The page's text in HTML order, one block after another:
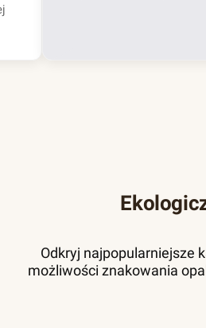
Odkryj najpopularniejsze
możliwości znakowania